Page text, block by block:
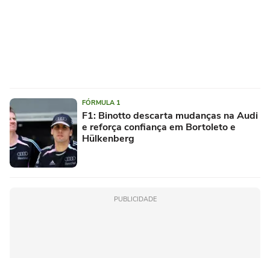
FÓRMULA 1
F1: Binotto descarta mudanças na Audi
e reforça confiança em Bortoleto e
Hülkenberg
PUBLICIDADE